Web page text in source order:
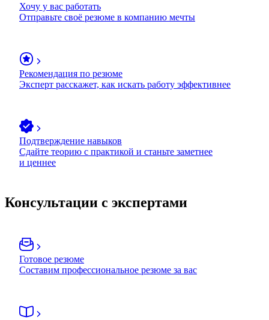
Хочу у вас работать
Отправьте своё резюме в компанию мечты
Рекомендация по резюме
Эксперт расскажет, как искать работу эффективнее
Подтверждение навыков
Сдайте теорию с практикой и станьте заметнее
и ценнее
Консультации с экспертами
Готовое резюме
Составим профессиональное резюме за вас